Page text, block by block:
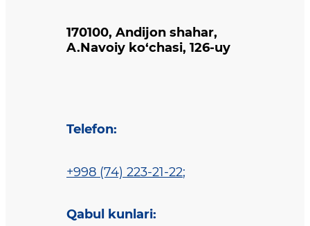
170100, Andijon shahar,
A.Navoiy ko‘chasi, 126-uy
Telefon:
+998 (74) 223-21-22;
Qabul kunlari: